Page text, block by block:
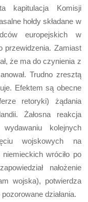
kapitulacja Komisji
hołdy składane w
europejskich w
przewidzenia. Zamiast
że ma do czynienia z
Trudno zresztą
Efektem są obecne
retoryki) żądania
Żałosna reakcja
kolejnych
wojskowych na
wróciło po
nałożenie
wojska), potwierdza
działania.